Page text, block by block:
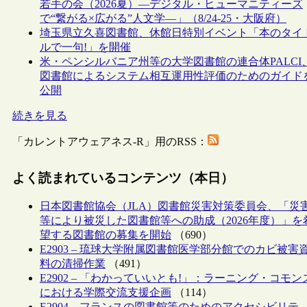
若手の会（2026夏）―デジタル・ヒューマニティーズ
で“繋がる×広がる”人文学―」（8/24-25・大阪府）
埼玉県立久喜図書館、休館日特別イベント「本のタイ
ルで一句!」を開催
米・ペンシルバニア州等の大学図書館の連合体PALCI、
図書館によるシステム相互運用性評価のためのガイド
公開
続きを見る
「カレントアウェアネス-R」用のRSS：
よく読まれているコンテンツ（本日）
日本図書館協会（JLA）図書館災害対策委員会、「災
等により被災した図書館等への助成（2026年度）」を
望する図書館の募集を開始 （690）
E2903 – 琉球大学附属図書館医学部分館でのカビ被害
料の清掃作業 （491）
E2902 – 「わかっていいとも!」：ラーニング・コモン
における学際交流支援企画 （114）